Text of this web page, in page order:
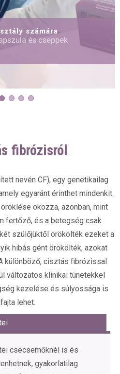
számára
és cseppek
fibrózisról
nevén CF), egy genetikailag
egyaránt érinthet mindenkit.
okozza, azonban, mint
fertőző, és a betegség csak
szülőjüktől örökölték ezeket a
hibás gént örökölték, azokat
különböző, cisztás fibrózissal
változatos klinikai tünetekkel
kezelése és súlyossága is
lehet.
csecsemőknél is és
gyakorlatilag